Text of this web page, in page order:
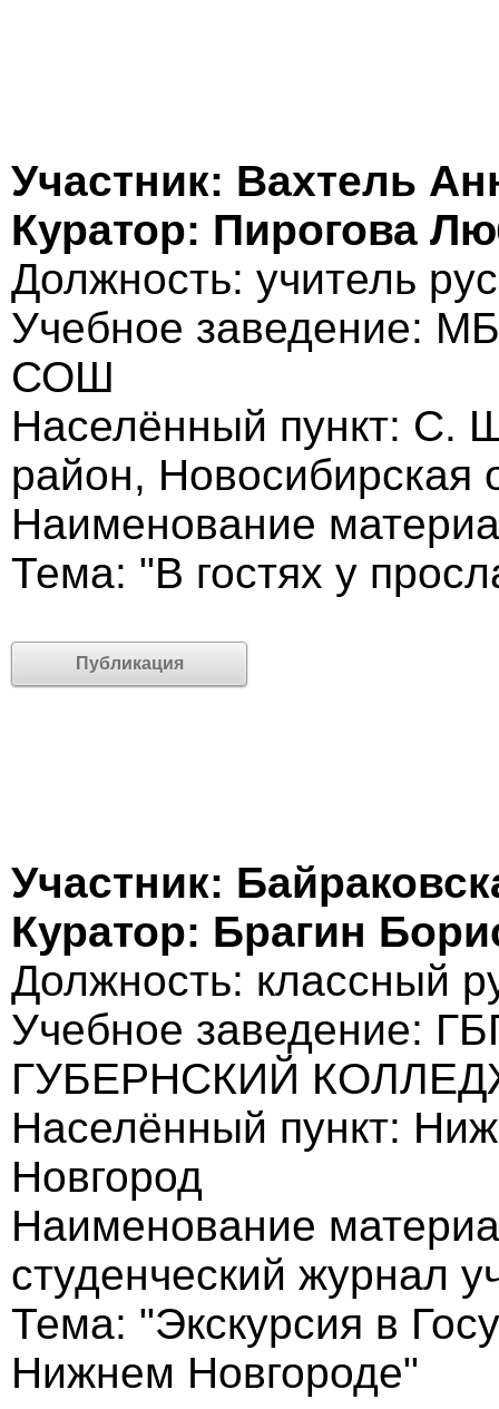
Участник: Вахтель
Куратор: Пирогова
Должность: учитель
Учебное заведение:
СОШ
Населённый пункт: С.
район, Новосибирская
Наименование
Тема: "В гостях у
Публикация
Участник:
Куратор: Брагин
Должность: классный
Учебное заведение:
ГУБЕРНСКИЙ
Населённый пункт:
Новгород
Наименование
студенческий журнал
Тема: "Экскурсия в
Нижнем Новгороде"